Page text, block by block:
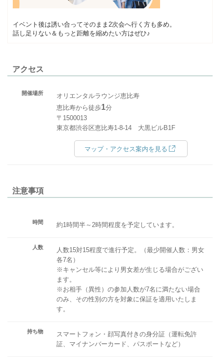
イベント後は誘い合ってそのまま2次会へ行く方も多め。
話し足りない＆もっと距離を縮めたい方はぜひ♪
アクセス
開催場所
オリエンタルラウンジ恵比寿
恵比寿から徒歩1分
〒1500013
東京都渋谷区恵比寿1-8-14 大黒ビルB1F
マップ・アクセス案内を見る
注意事項
時間 約1時間半～2時間程度を予定しています。
人数
人数15対15程度で進行予定。（最少開催人数：男女
各7名）
※キャンセル等により男女差が生じる場合がござい
ます。
※お相手（異性）の参加人数が7名に満たない場合
のみ、その性別の方を対象に保証を適用いたしま
す。
持ち物
スマートフォン・顔写真付きの身分証（運転免許
証、マイナンバーカード、パスポートなど）